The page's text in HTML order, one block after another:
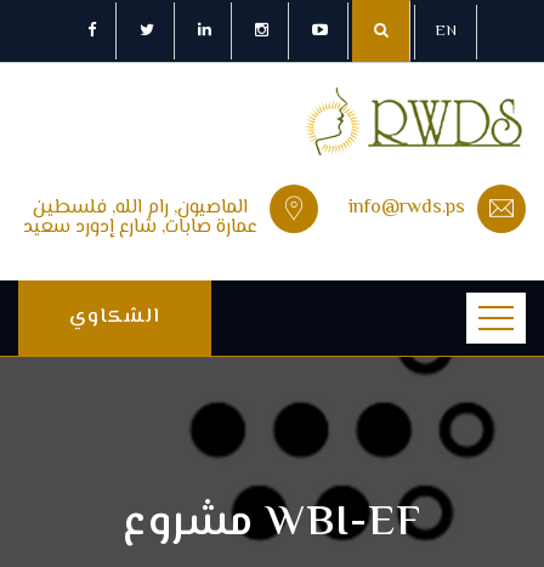
EN
info@rwds.ps الماصيون, رام الله, فلسطين
عمارة صابات, شارع إدورد سعيد
الشكاوي
WBI-EF مشروع